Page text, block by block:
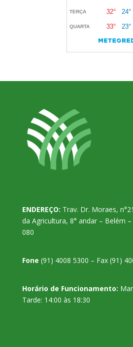
ENDEREÇO: Trav. Dr. Moraes,
da Agricultura, 8° andar – Belém –
080
Fone (91) 4008 5300 – Fax (91)
Horário de Funcionamento:
Tarde: 14:00 às 18:30